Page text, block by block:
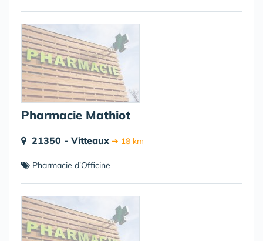
Pharmacie Mathiot
21350 - Vitteaux ➔ 18 km
Pharmacie d'Officine